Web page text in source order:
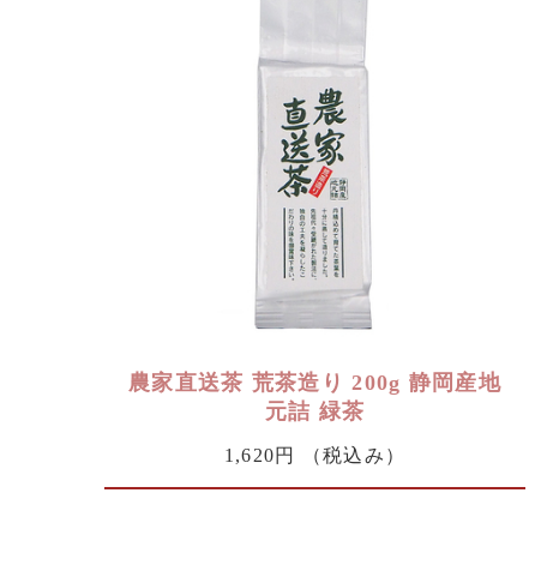
農家直送茶 荒茶造り 200g 静岡産地
元詰 緑茶
1,620円 （税込み）